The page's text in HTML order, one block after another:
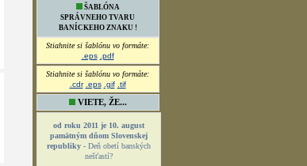
ŠABLÓNA
SPRÁVNEHO TVARU
BANÍCKEHO ZNAKU !
Stiahnite si šablónu vo formáte:
.eps .pdf
Stiahnite si šablónu vo formáte:
.cdr .eps .gif .tif
VIETE, ŽE...
od roku 2011 je 10. august
pamätným dňom Slovenskej
republiky - Deň obetí banských
nešťastí?